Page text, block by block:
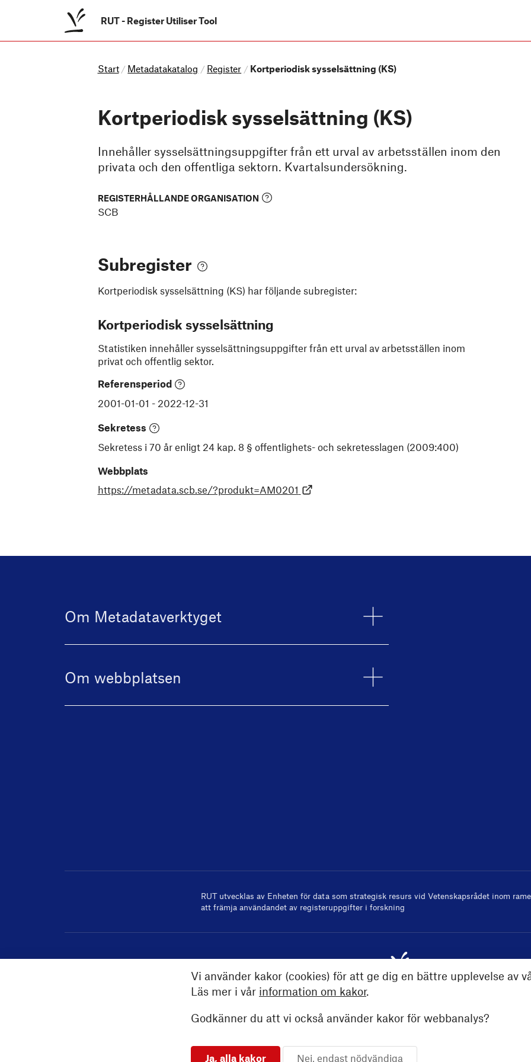
Vi använder kakor (cookies) för att ge dig en bättre upplevelse av
Läs mer i vår information om kakor.
Godkänner du att vi också använder kakor för webbanalys?
Ja, alla kakor Nej, endast nödvändiga
RUT- Register Utiliser Tool
Start / Metadatakatalog / Register / Kortperiodisk sysselsättning (KS)
Kortperiodisk sysselsättning (KS)
Innehåller sysselsättningsuppgifter från ett urval av arbetsställen inom den
privata och den offentliga sektorn. Kvartalsundersökning.
REGISTERHÅLLANDE ORGANISATION
SCB
Subregister
Kortperiodisk sysselsättning (KS) har följande subregister:
Kortperiodisk sysselsättning
Statistiken innehåller sysselsättningsuppgifter från ett urval av arbetsställen inom
privat och offentlig sektor.
Referensperiod
2001-01-01 - 2022-12-31
Sekretess
Sekretess i 70 år enligt 24 kap. 8 § offentlighets- och sekretesslagen (2009:400)
Webbplats
https://metadata.scb.se/?produkt=AM0201
Om Metadataverktyget
Om webbplatsen
RUT utvecklas av Enheten för data som strategisk resurs vid Vetenskapsrådet inom
att främja användandet av registeruppgifter i forskning